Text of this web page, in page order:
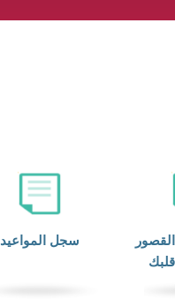
سجل المواعيد